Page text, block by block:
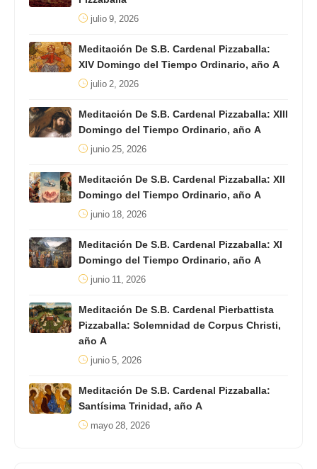
julio 9, 2026
Meditación De S.B. Cardenal Pizzaballa:
XIV Domingo del Tiempo Ordinario, año A
julio 2, 2026
Meditación De S.B. Cardenal Pizzaballa: XIII
Domingo del Tiempo Ordinario, año A
junio 25, 2026
Meditación De S.B. Cardenal Pizzaballa: XII
Domingo del Tiempo Ordinario, año A
junio 18, 2026
Meditación De S.B. Cardenal Pizzaballa: XI
Domingo del Tiempo Ordinario, año A
junio 11, 2026
Meditación De S.B. Cardenal Pierbattista
Pizzaballa: Solemnidad de Corpus Christi,
año A
junio 5, 2026
Meditación De S.B. Cardenal Pizzaballa:
Santísima Trinidad, año A
mayo 28, 2026